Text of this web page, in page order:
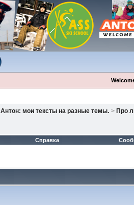
Антон: мои тексты на разные темы. > Про
Справка